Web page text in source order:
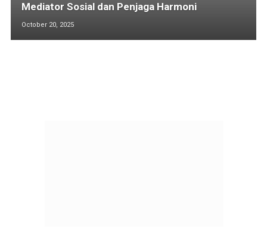
Mediator Sosial dan Penjaga Harmoni
October 20, 2025